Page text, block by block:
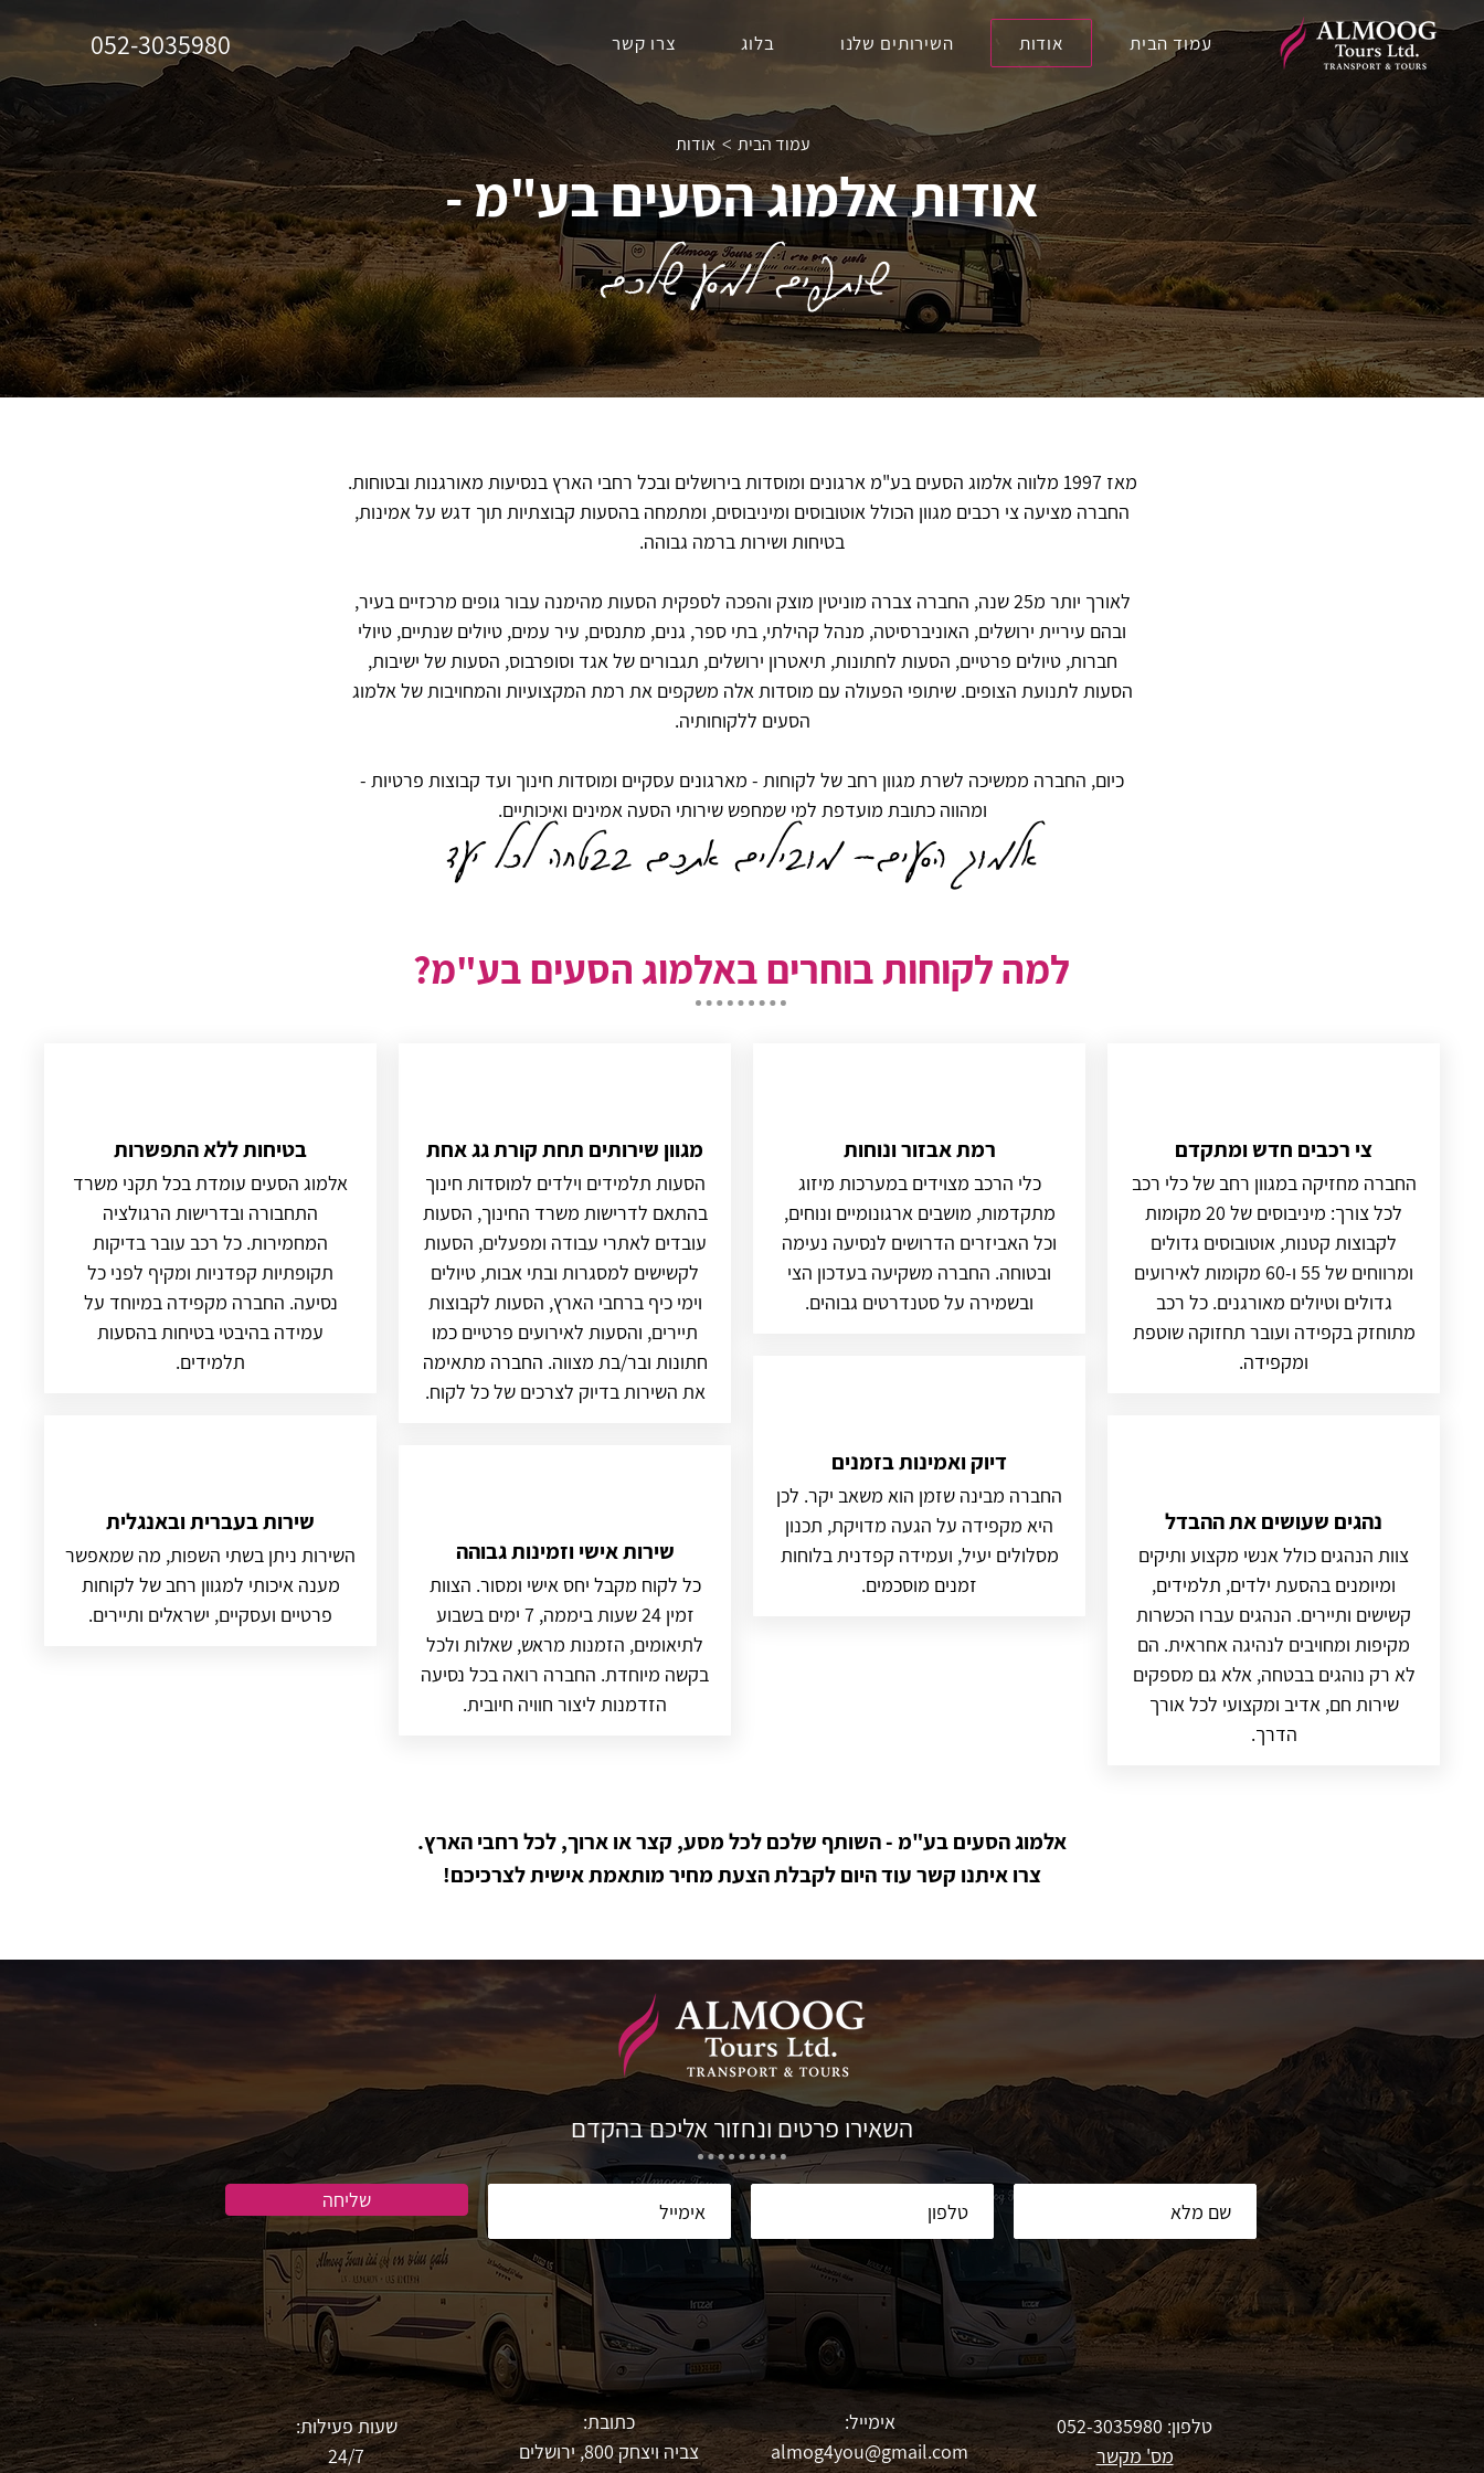
052-3035980 עמוד הבית אודות השירותים שלנו בלוג צרו קשר
עמוד הבית > אודות
אודות אלמוג הסעים בע"מ -
שותפים למסע שלכם
מאז 1997 מלווה אלמוג הסעים בע"מ ארגונים ומוסדות בירושלים ובכל רחבי הארץ בנסיעות מאורגנות ובטוחות.
החברה מציעה צי רכבים מגוון הכולל אוטובוסים ומיניבוסים, ומתמחה בהסעות קבוצתיות תוך דגש על אמינות,
בטיחות ושירות ברמה גבוהה.
לאורך יותר מ25 שנה, החברה צברה מוניטין מוצק והפכה לספקית הסעות מהימנה עבור גופים מרכזיים בעיר,
ובהם עיריית ירושלים, האוניברסיטה, מנהל קהילתי, בתי ספר, גנים, מתנסים, עיר עמים, טיולים שנתיים, טיולי
חברות, טיולים פרטיים, הסעות לחתונות, תיאטרון ירושלים, תגבורים של אגד וסופרבוס, הסעות של ישיבות,
הסעות לתנועת הצופים. שיתופי הפעולה עם מוסדות אלה משקפים את רמת המקצועיות והמחויבות של אלמוג
הסעים ללקוחותיה.
כיום, החברה ממשיכה לשרת מגוון רחב של לקוחות - מארגונים עסקיים ומוסדות חינוך ועד קבוצות פרטיות -
ומהווה כתובת מועדפת למי שמחפש שירותי הסעה אמינים ואיכותיים.
אלמוג הסעים- מובילים אתכם בבטחה לכל יעד
למה לקוחות בוחרים באלמוג הסעים בע"מ?
אלמוג הסעים בע"מ - השותף שלכם לכל מסע, קצר או ארוך, לכל רחבי הארץ.
צרו איתנו קשר עוד היום לקבלת הצעת מחיר מותאמת אישית לצרכיכם!
צי רכבים חדש ומתקדם
החברה מחזיקה במגוון רחב של כלי רכב
לכל צורך: מיניבוסים של 20 מקומות
לקבוצות קטנות, אוטובוסים גדולים
ומרווחים של 55 ו-60 מקומות לאירועים
גדולים וטיולים מאורגנים. כל רכב
מתוחזק בקפידה ועובר תחזוקה שוטפת
ומקפידה.
נהגים שעושים את ההבדל
צוות הנהגים כולל אנשי מקצוע ותיקים
ומיומנים בהסעת ילדים, תלמידים,
קשישים ותיירים. הנהגים עברו הכשרות
מקיפות ומחויבים לנהיגה אחראית. הם
לא רק נוהגים בבטחה, אלא גם מספקים
שירות חם, אדיב ומקצועי לכל אורך
הדרך.
רמת אבזור ונוחות
כלי הרכב מצוידים במערכות מיזוג
מתקדמות, מושבים ארגונומיים ונוחים,
וכל האביזרים הדרושים לנסיעה נעימה
ובטוחה. החברה משקיעה בעדכון הצי
ובשמירה על סטנדרטים גבוהים.
דיוק ואמינות בזמנים
החברה מבינה שזמן הוא משאב יקר. לכן
היא מקפידה על הגעה מדויקת, תכנון
מסלולים יעיל, ועמידה קפדנית בלוחות
זמנים מוסכמים.
מגוון שירותים תחת קורת גג אחת
הסעות תלמידים וילדים למוסדות חינוך
בהתאם לדרישות משרד החינוך, הסעות
עובדים לאתרי עבודה ומפעלים, הסעות
לקשישים למסגרות ובתי אבות, טיולים
וימי כיף ברחבי הארץ, הסעות לקבוצות
תיירים, והסעות לאירועים פרטיים כמו
חתונות ובר/בת מצווה. החברה מתאימה
את השירות בדיוק לצרכים של כל לקוח.
שירות אישי וזמינות גבוהה
כל לקוח מקבל יחס אישי ומסור. הצוות
זמין 24 שעות ביממה, 7 ימים בשבוע
לתיאומים, הזמנות מראש, שאלות ולכל
בקשה מיוחדת. החברה רואה בכל נסיעה
הזדמנות ליצור חוויה חיובית.
בטיחות ללא התפשרות
אלמוג הסעים עומדת בכל תקני משרד
התחבורה ובדרישות הרגולציה
המחמירות. כל רכב עובר בדיקות
תקופתיות קפדניות ומקיף לפני כל
נסיעה. החברה מקפידה במיוחד על
עמידה בהיבטי בטיחות בהסעות
תלמידים.
שירות בעברית ובאנגלית
השירות ניתן בשתי השפות, מה שמאפשר
מענה איכותי למגוון רחב של לקוחות
פרטיים ועסקיים, ישראלים ותיירים.
השאירו פרטים ונחזור אליכם בהקדם
שליחה
שעות פעילות:
24/7
כתובת:
צביה ויצחק 800, ירושלים
אימייל:
almog4you@gmail.com
טלפון: 052-3035980
מס' מקשר